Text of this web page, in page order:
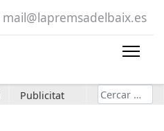
mail@lapremsadelbaix.es
Publicitat Cerca